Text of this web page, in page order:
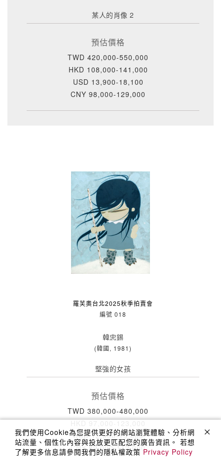
某人的肖像 2
預估價格
TWD 420,000-550,000
HKD 108,000-141,000
USD 13,900-18,100
CNY 98,000-129,000
羅芙奧台北2025秋季拍賣會
編號 018
韓忠錫
(韓國, 1981)
堅強的女孩
預估價格
TWD 380,000-480,000
USD 12,500-15,800
CNY 89,000-112,000
我們使用Cookie為您提供更好的網站瀏覽體驗、分析網
站流量、個性化內容與投放更匹配您的廣告資訊。 若想
了解更多信息請參閱我們的隱私權政策 Privacy Policy